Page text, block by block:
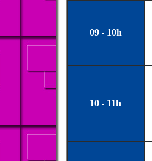
09 - 10h
10 - 11h